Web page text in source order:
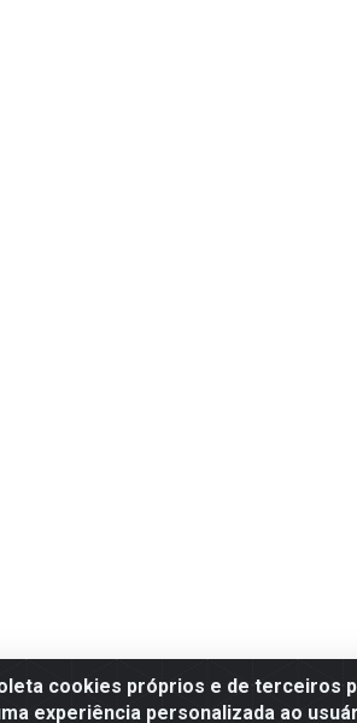
cookies próprios e de terceiros
experiência personalizada ao